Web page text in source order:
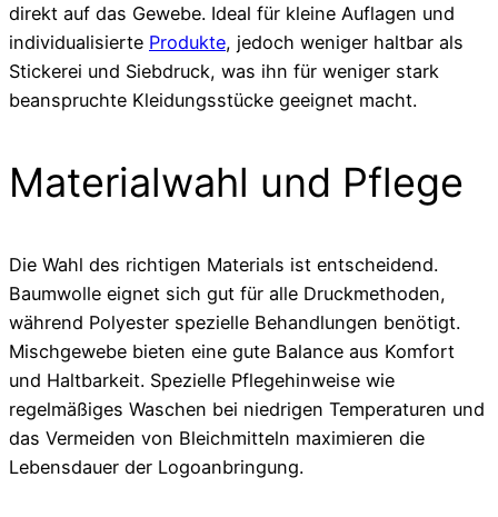
direkt auf das Gewebe. Ideal für kleine Auflagen und
individualisierte Produkte, jedoch weniger haltbar als
Stickerei und Siebdruck, was ihn für weniger stark
beanspruchte Kleidungsstücke geeignet macht.
Materialwahl und Pflege
Die Wahl des richtigen Materials ist entscheidend.
Baumwolle eignet sich gut für alle Druckmethoden,
während Polyester spezielle Behandlungen benötigt.
Mischgewebe bieten eine gute Balance aus Komfort
und Haltbarkeit. Spezielle Pflegehinweise wie
regelmäßiges Waschen bei niedrigen Temperaturen und
das Vermeiden von Bleichmitteln maximieren die
Lebensdauer der Logoanbringung.